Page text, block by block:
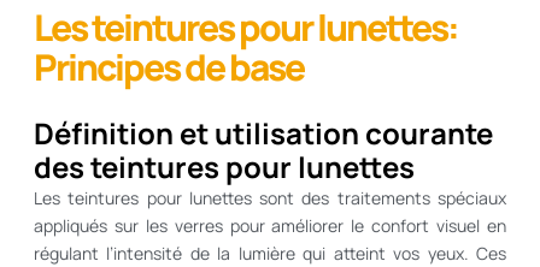
Les teintures pour lunettes:
Principes de base
Définition et utilisation courante
des teintures pour lunettes
Les teintures pour lunettes sont des traitements spéciaux
appliqués sur les verres pour améliorer le confort visuel en
régulant l’intensité de la lumière qui atteint vos yeux. Ces